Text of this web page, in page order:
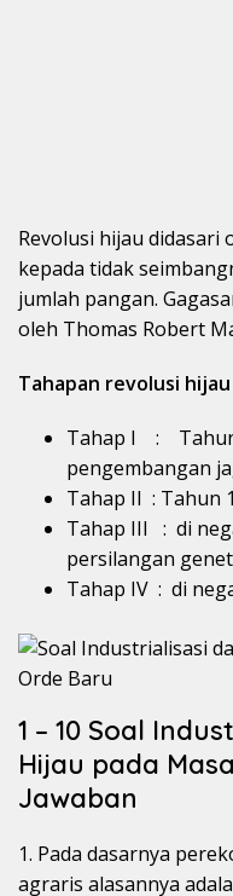
Revolusi hijau didasari
kepada tidak
jumlah pangan.
oleh Thomas Robert
Tahapan revolusi
Tahap I : Tahun
pengembangan
Tahap II : Tahun
Tahap III : di
persilangan
Tahap IV : di
1 – 10 Soal
Hijau pada
Jawaban
1. Pada dasarnya
agraris alasannya